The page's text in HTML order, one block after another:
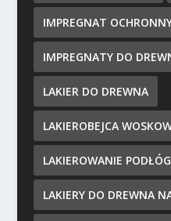
IMPREGNAT
IMPREGNATY DO
LAKIER DO DREWNA
LAKIEROBEJCA
LAKIEROWANIE
LAKIERY DO DREWNA